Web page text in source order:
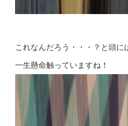
これなんだろう・・・？と頭に
一生懸命触っていますね！